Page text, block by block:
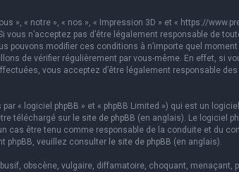
», « notre », « nos », « Impression 3D » et « https://
vous n’acceptez pas d’être légalement responsable de
pouvons modifier ces conditions à n’importe quel
de vérifier régulièrement par vous-même. En effet, si
vous acceptez d’être légalement responsable
« logiciel phpBB » et « phpBB Limited ») qui est un
téléchargé sur le site de phpBB (en anglais). Le logiciel
cas être tenu comme responsable de la conduite et du
phpBB, veuillez consulter le site de phpBB (en anglais).
obscène, vulgaire, diffamatoire, choquant, menaçant,